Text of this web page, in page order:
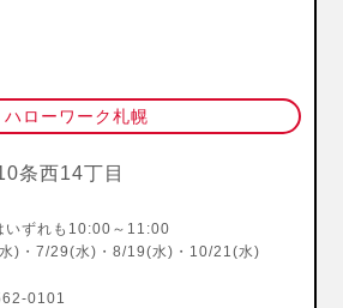
ハローワーク札幌
条西14丁目
いずれも10:00～11:00
)・7/29(水)・8/19(水)・10/21(水)
0101